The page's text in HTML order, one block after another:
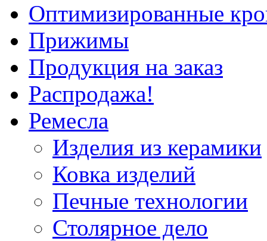
Оптимизированные
Прижимы
Продукция на заказ
Распродажа!
Ремесла
Изделия из керамики
Ковка изделий
Печные технологии
Столярное дело